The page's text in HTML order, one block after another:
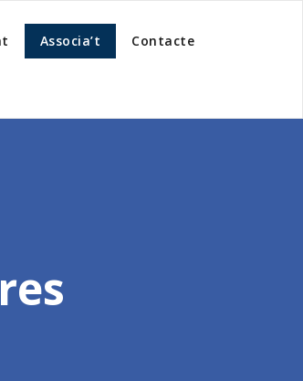
Associa’t Contacte